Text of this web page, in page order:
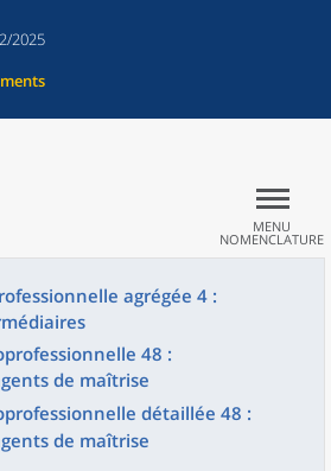
2025
MENU
NOMENCLATURE
agrégée 4 :
48 :
de maîtrise
détaillée 48 :
de maîtrise